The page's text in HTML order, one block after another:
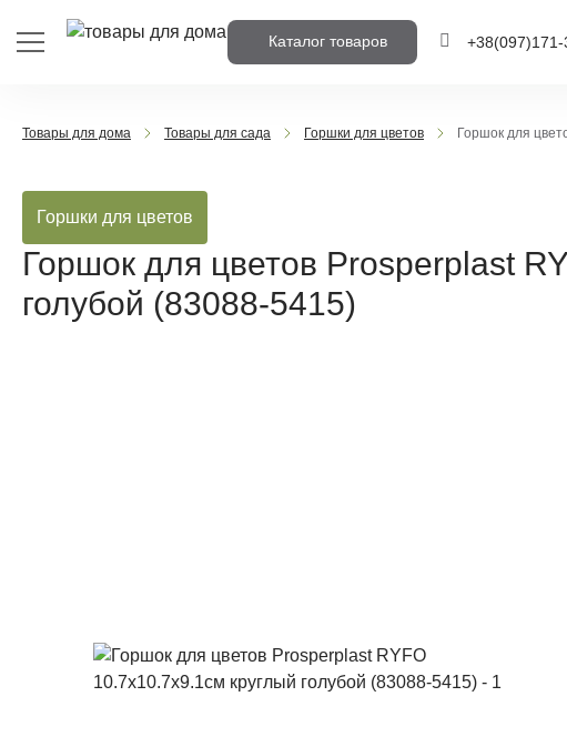
Каталог товаров +38(097)171-
Товары для дома Товары для сада Горшки для цветов Горшок для
Горшки для цветов
Горшок для цветов Prosperplast
голубой (83088-5415)